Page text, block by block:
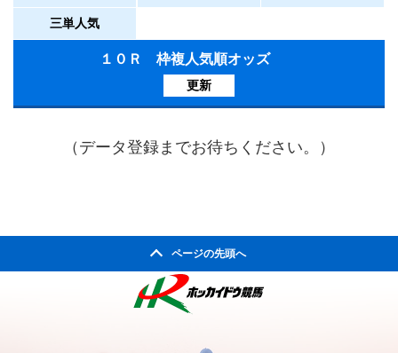
三単人気
１０Ｒ 枠複人気順オッズ
更新
（データ登録までお待ちください。）
ページの先頭へ